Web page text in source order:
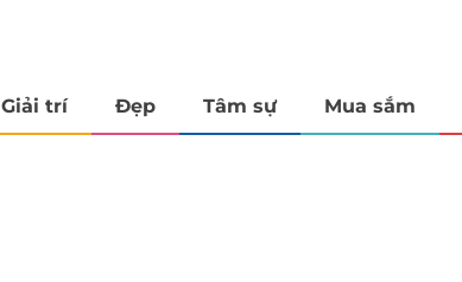
Giải trí Đẹp Tâm sự Mua sắm